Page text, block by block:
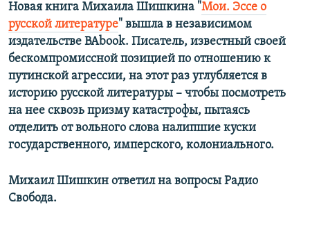
Новая книга Михаила Шишкина "Мои. Эссе о
русской литературе" вышла в независимом
издательстве BAbook. Писатель, известный своей
бескомпромиссной позицией по отношению к
путинской агрессии, на этот раз углубляется в
историю русской литературы – чтобы посмотреть
на нее сквозь призму катастрофы, пытаясь
отделить от вольного слова налипшие куски
государственного, имперского, колониального.
Михаил Шишкин ответил на вопросы Радио
Свобода.